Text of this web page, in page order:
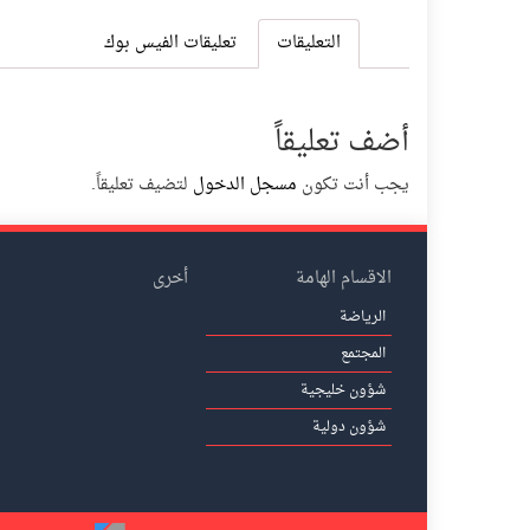
التعليقات تعليقات الفيس بوك
أضف تعليقاً
يجب أنت تكون مسجل الدخول لتضيف تعليقاً.
الاقسام الهامة
الرياضة
المجتمع
شؤون خليجية
شؤون دولية
أخرى